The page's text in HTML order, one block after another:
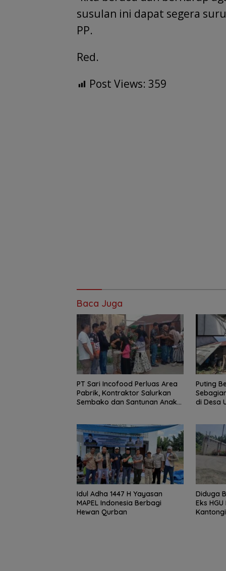
susulan ini dapat segera
PP.
Red.
Post Views: 359
Baca Juga
PT Sari Incofood Perluas Area
Pabrik, Kontraktor Salurkan
Sembako dan Santunan Anak
Puting
di Desa
Idul Adha 1447 H Yayasan
MAPEL Indonesia Berbagi
Hewan Qurban
Diduga
Eks